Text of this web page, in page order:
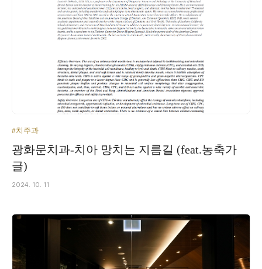
#치주과
광화문치과-치아 망치는 지름길 (feat.농축가
글)
2024. 10. 11